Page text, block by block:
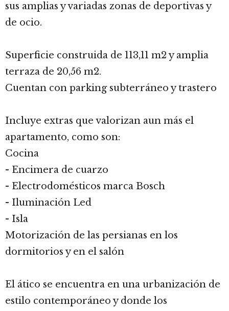
sus amplias y variadas zonas de deportivas y
de ocio.
Superficie construida de 113,11 m2 y amplia
terraza de 20,56 m2.
Cuentan con parking subterráneo y trastero
Incluye extras que valorizan aun más el
apartamento, como son:
Cocina
- Encimera de cuarzo
- Electrodomésticos marca Bosch
- Iluminación Led
- Isla
Motorización de las persianas en los
dormitorios y en el salón
El ático se encuentra en una urbanización de
estilo contemporáneo y donde los